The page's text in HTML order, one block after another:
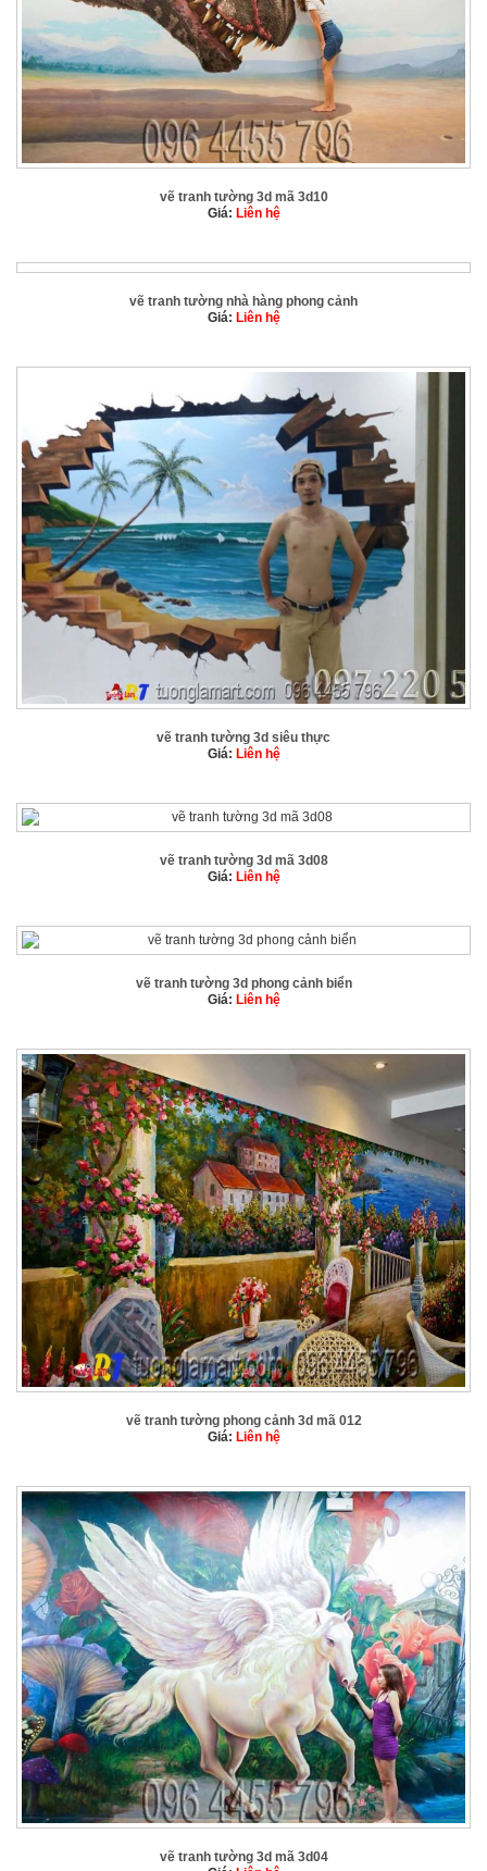
vẽ tranh tường 3d mã 3d10
Giá: Liên hệ
vẽ tranh tường nhà hàng phong cảnh
Giá: Liên hệ
vẽ tranh tường 3d siêu thực
Giá: Liên hệ
vẽ tranh tường 3d mã 3d08
Giá: Liên hệ
vẽ tranh tường 3d phong cảnh biển
Giá: Liên hệ
vẽ tranh tường phong cảnh 3d mã 012
Giá: Liên hệ
vẽ tranh tường 3d mã 3d04